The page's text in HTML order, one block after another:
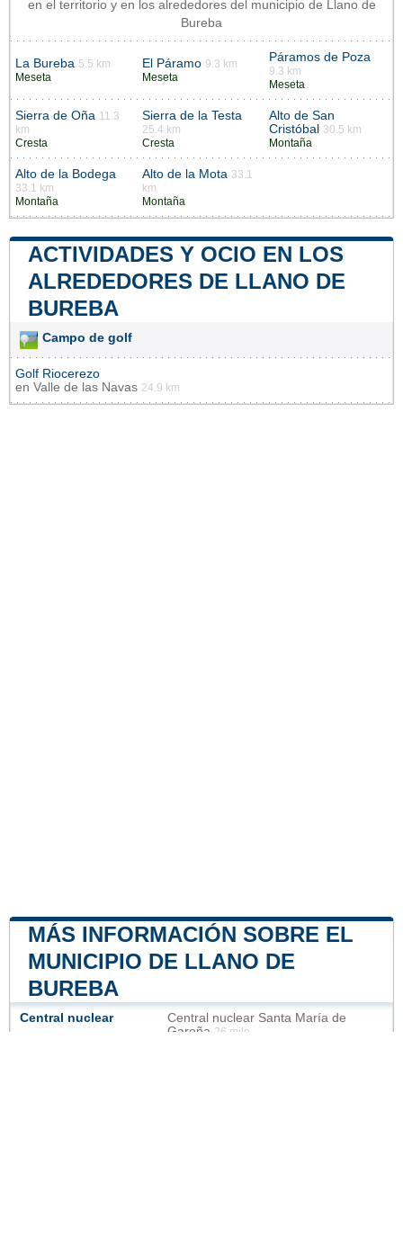
en el territorio y en los alrededores del municipio de Llano de
Bureba
La Bureba 5.5 km
Meseta
El Páramo 9.3 km
Meseta
Páramos de Poza
9.3 km
Meseta
Sierra de Oña 11.3
km
Cresta
Sierra de la Testa
25.4 km
Cresta
Alto de San
Cristóbal
30.5 km
Montaña
Alto de la Bodega
33.1 km
Montaña
Alto de la Mota 33.1
km
Montaña
ACTIVIDADES Y OCIO EN LOS
ALREDEDORES DE LLANO DE
BUREBA
Campo de golf
Golf Riocerezo
en Valle de las Navas 24.9 km
MÁS INFORMACIÓN SOBRE EL
MUNICIPIO DE LLANO DE
BUREBA
Central nuclear
Central nuclear Santa María de
Garoña 26 mile